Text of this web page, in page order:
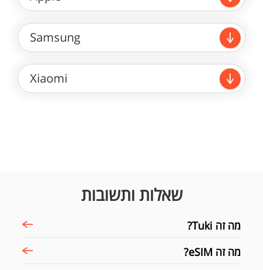
Samsung
Xiaomi
שאלות ותשובות
מה זה Tuki?
מה זה eSIM?